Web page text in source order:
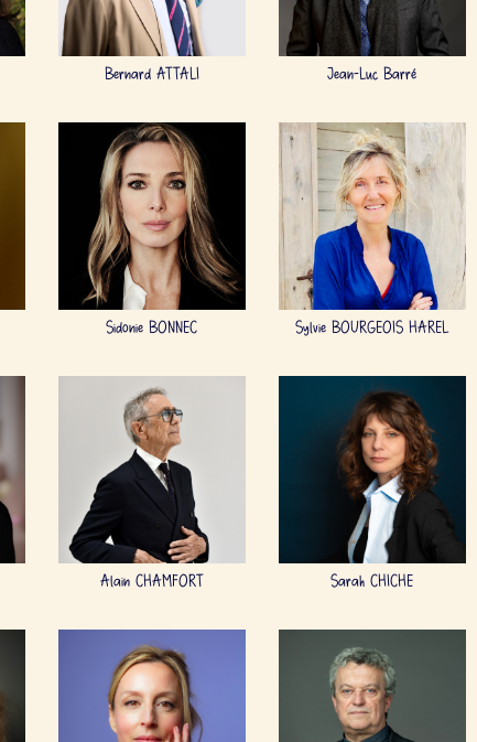
Bernard ATTALI Jean-Luc Barré
Sidonie BONNEC Sylvie BOURGEOIS HAREL
Alain CHAMFORT Sarah CHICHE